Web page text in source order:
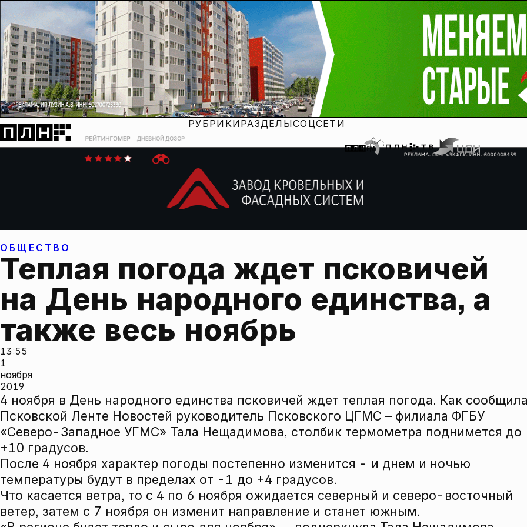
РУБРИКИРАЗДЕЛЫСОЦСЕТИ
ОБЩЕСТВО
Теплая погода ждет псковичей
на День народного единства, а
также весь ноябрь
13:55
1
ноября
2019
4 ноября в День народного единства псковичей ждет теплая погода. Как
Псковской Ленте Новостей руководитель Псковского ЦГМС – филиала ФГБУ
«Северо-Западное УГМС» Тала Нещадимова, столбик термометра поднимется до
+10 градусов.
После 4 ноября характер погоды постепенно изменится - и днем и ночью
температуры будут в пределах от -1 до +4 градусов.
Что касается ветра, то с 4 по 6 ноября ожидается северный и северо-восточный
ветер, затем с 7 ноября он изменит направление и станет южным.